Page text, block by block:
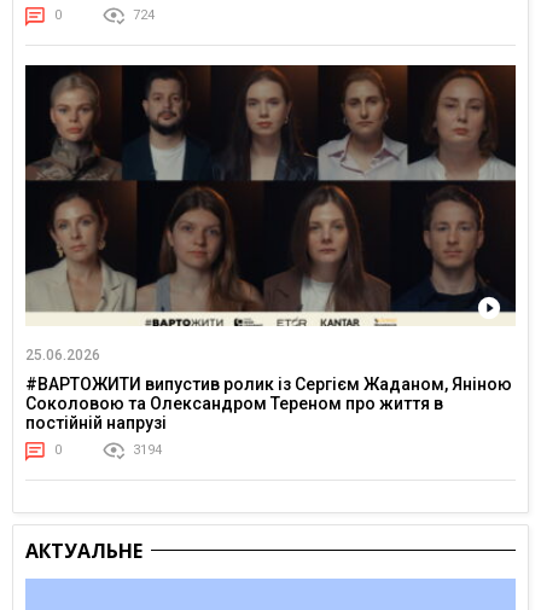
0 724
25.06.2026
#ВАРТОЖИТИ випустив ролик із Сергієм Жаданом, Яніною
Соколовою та Олександром Тереном про життя в
постійній напрузі
0 3194
АКТУАЛЬНЕ